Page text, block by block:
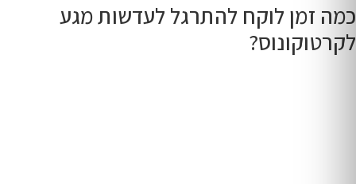
כמה זמן לוקח להתרגל לעדשות מגע
לקרטוקונוס?